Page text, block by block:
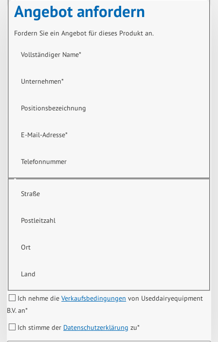
Angebot anfordern
Fordern Sie ein Angebot für dieses Produkt an.
Vollständiger Name*
Unternehmen*
Positionsbezeichnung
E-Mail-Adresse*
Telefonnummer
Straße
Postleitzahl
Ort
Land
Ich nehme dieVerkaufsbedingungen von Useddairyequipment
B.V. an*
Ich stimme der Datenschutzerklärung zu*